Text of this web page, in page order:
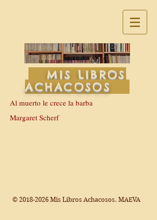
MIS LIBROS
ACHACOSOS
Al muerto le crece la barba
Margaret Scherf
© 2018-2026 Mis Libros Achacosos. MAEVA